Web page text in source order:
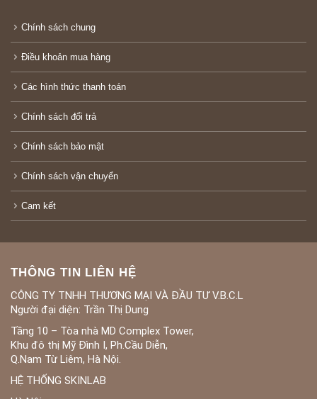
Chính sách chung
Điều khoản mua hàng
Các hình thức thanh toán
Chính sách đổi trả
Chính sách bảo mật
Chính sách vận chuyển
Cam kết
THÔNG TIN LIÊN HỆ
CÔNG TY TNHH THƯƠNG MẠI VÀ ĐẦU TƯ V.B.C.L
Người đại diện: Trần Thị Dung
Tầng 10 – Tòa nhà MD Complex Tower,
Khu đô thị Mỹ Đình I, Ph.Cầu Diễn,
Q.Nam Từ Liêm, Hà Nội.
HỆ THỐNG SKINLAB